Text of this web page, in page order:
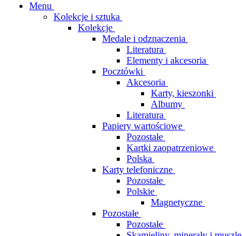
Menu
Kolekcje i sztuka
Kolekcje
Medale i odznaczenia
Literatura
Elementy i akcesoria
Pocztówki
Akcesoria
Karty, kieszonki
Albumy
Literatura
Papiery wartościowe
Pozostałe
Kartki zaopatrzeniowe
Polska
Karty telefoniczne
Pozostałe
Polskie
Magnetyczne
Pozostałe
Pozostałe